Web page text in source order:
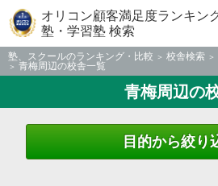
オリコン顧客満足度ランキン
塾・学習塾 検索
塾、スクールのランキング・比較 校舎検索
青梅周辺の校舎一覧
青梅周辺の
目的から絞り